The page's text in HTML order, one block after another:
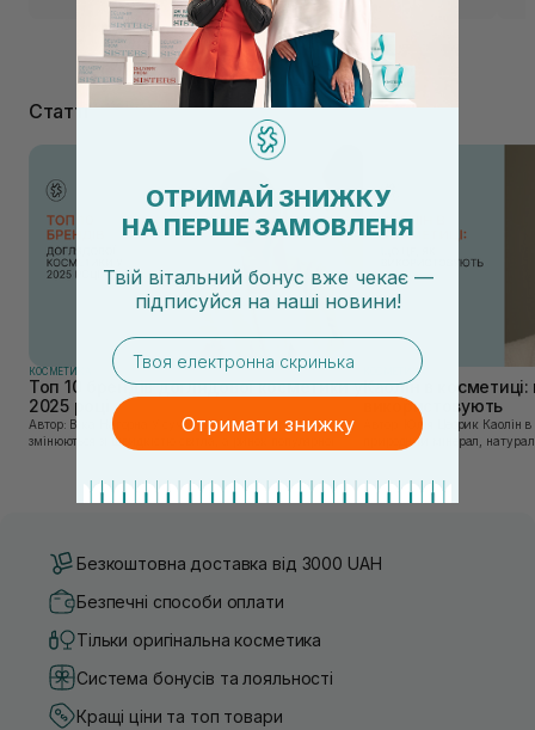
Статті
КОСМЕТИКА
Топ 10 брендів доглядової косметики у
2025 році
Автор: Віка Нагорна У сучасному світі, де тренди
змінюються зі швидкістю світла, а ринок популярної
КОСМЕТИКА
Каолін в
використовують
Автор: Юлія Цебрик Каолін в косметології – це
природний мінерал,
Безкоштовна доставка від 3000 UAH
Безпечні способи оплати
Тільки оригінальна косметика
Система бонусів та лояльності
Кращі ціни та топ товари
ОТРИМАЙ ЗНИЖКУ
НА ПЕРШЕ ЗАМОВЛЕНЯ
Твій вітальний бонус вже чекає —
підписуйся на наші новини!
email
Отримати знижку